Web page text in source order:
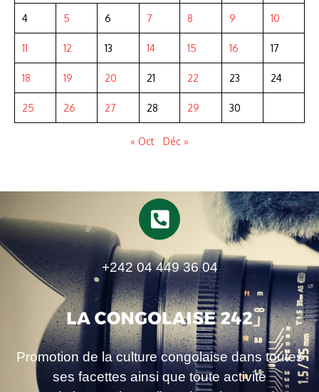
4 5 6 7 8 9 10
11 12 13 14 15 16 17
18 19 20 21 22 23 24
25 26 27 28 29 30
« Oct Déc »
+242 04 449 36 04
Promotion de la culture congolaise dans toutes
ses facettes ainsi que toute activité